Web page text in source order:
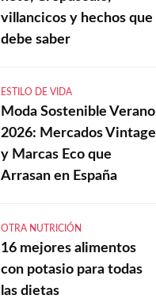
villancicos y hechos que
debe saber
ESTILO DE VIDA
Moda Sostenible Verano
2026: Mercados Vintage
y Marcas Eco que
Arrasan en España
OTRA NUTRICIÓN
16 mejores alimentos
con potasio para todas
las dietas